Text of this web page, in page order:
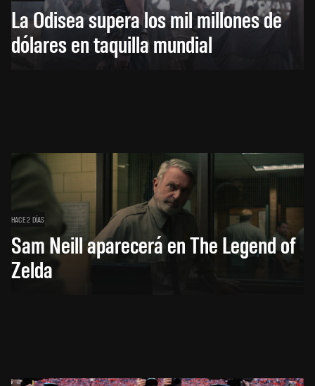
La Odisea supera los mil millones de
dólares en taquilla mundial
HACE 2 DÍAS
Sam Neill aparecerá en The Legend of
Zelda